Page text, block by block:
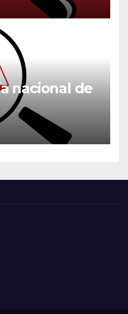
nacional de